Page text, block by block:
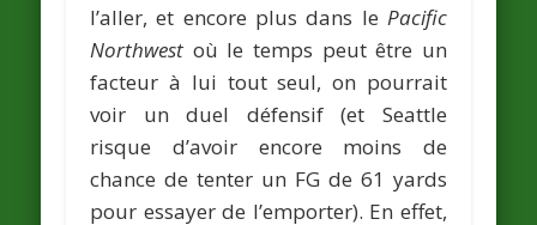
l’aller, et encore plus dans le Pacific
Northwest où le temps peut être un
facteur à lui tout seul, on pourrait
voir un duel défensif (et Seattle
risque d’avoir encore moins de
chance de tenter un FG de 61 yards
pour essayer de l’emporter). En effet,